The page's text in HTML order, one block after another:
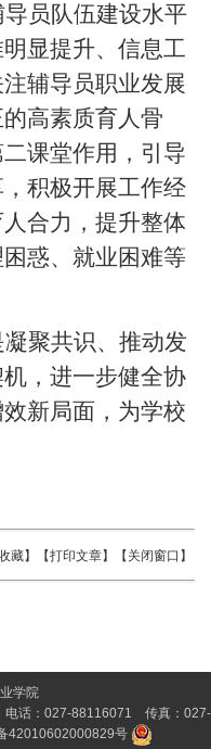
员队伍建设水平
显提升、信息工
辅导员职业发展
高素质育人骨
课堂作用，引导
积极开展工作经
合力，提升整体
惑、就业困难等
聚共识、推动发
，进一步健全协
新局面，为学校
藏】【打印文章】【 关闭窗口 】
学院
话：027-88116071 传真：
42010602000829号